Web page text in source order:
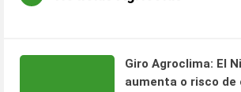
Giro Agroclima: El
aumenta o risco de